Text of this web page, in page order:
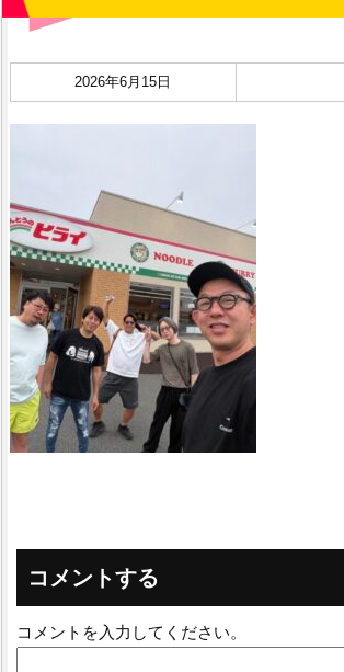
2026年6月15日
コメントする
コメントを入力してください。